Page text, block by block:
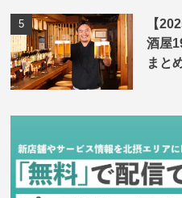
【
酒屋
まと